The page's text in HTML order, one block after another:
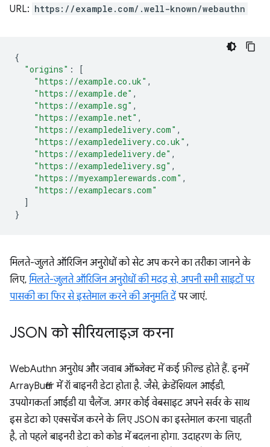
URL: https://example.com/.well-known/webauthn
{
"origins" :
[
"https://example.co.uk" ,
"https://example.de" ,
"https://example.sg" ,
"https://example.net" ,
"https://exampledelivery.com" ,
"https://exampledelivery.co.uk" ,
"https://exampledelivery.de" ,
"https://exampledelivery.sg" ,
"https://myexamplerewards.com" ,
"https://examplecars.com"
]
}
मिलते-जुलते ऑरिजिन अनुरोधों को सेट अप करने का तरीका जानने के
लिए, मिलते-जुलते ऑरिजिन अनुरोधों की मदद से, अपनी सभी साइटों पर
पासकी का फिर से इस्तेमाल करने की अनुमति दें पर जाएं.
JSON को सीरियलाइज़ करना
WebAuthn अनुरोध और जवाब ऑब्जेक्ट में कई फ़ील्ड होते हैं. इनमें
ArrayBuffer में रॉ बाइनरी डेटा होता है. जैसे, क्रेडेंशियल आईडी,
उपयोगकर्ता आईडी या चैलेंज. अगर कोई वेबसाइट अपने सर्वर के साथ
इस डेटा को एक्सचेंज करने के लिए JSON का इस्तेमाल करना चाहती
है, तो पहले बाइनरी डेटा को कोड में बदलना होगा. उदाहरण के लिए,